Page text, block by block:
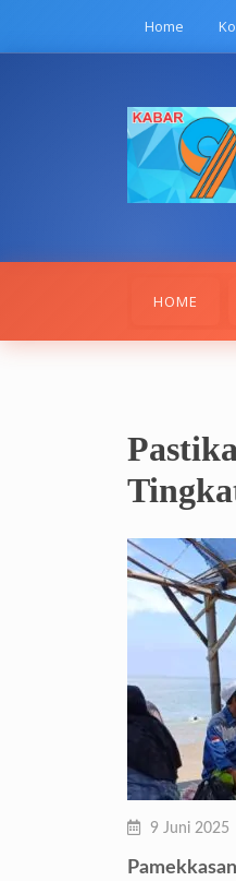
content
Home
HOME
9 Juni 2025